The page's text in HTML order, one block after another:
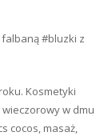
#bluzki z
Kosmetyki
w dmu
cocos, masaż,